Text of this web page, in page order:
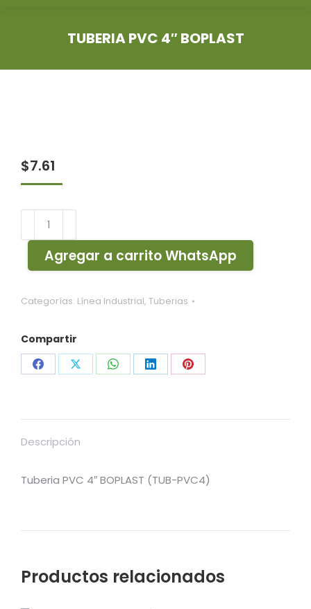
TUBERIA PVC 4″ BOPLAST
$7.61
Tuberia
BOPLAST
Agregar a carrito WhatsApp
Categorías: Línea Industrial, Tuberias
Compartir
Share Share Share Share Share
Descripción
Tuberia PVC 4″ BOPLAST (TUB-PVC4)
Productos relacionados